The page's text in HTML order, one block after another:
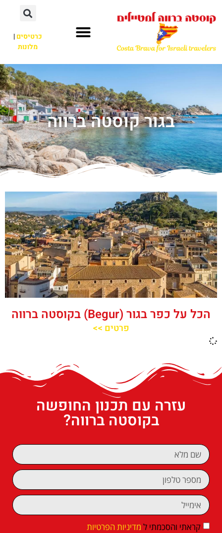
כרטיסים|
מלונות
בגור קוסטה ברווה
הכל על כפר בגור (Begur) בקוסטה ברווה
פרטים >>
עזרה עם תכנון החופשה
בקוסטה ברווה?
קראתי והסכמתי ל מדיניות הפרטיות